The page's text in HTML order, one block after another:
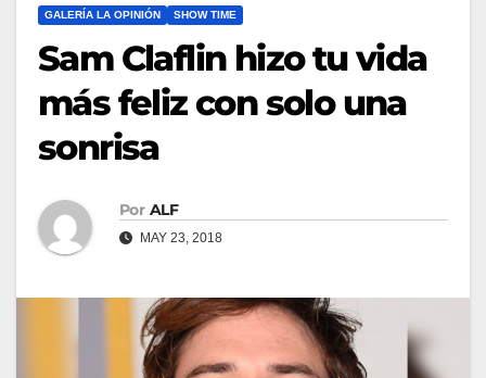
GALERÍA LA OPINIÓN SHOW TIME
Sam Claflin hizo tu vida
más feliz con solo una
sonrisa
Por ALF
MAY 23, 2018